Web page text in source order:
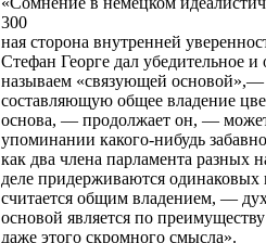
300
ная сторона внутренней
Стефан Георге дал убедительное
называем «связующей
составляющую общее владение
основа, — продолжает он, — может
упоминании какого-нибудь
как два члена парламента разных
деле придерживаются одинаковых
считается общим владением, —
основой является по
даже этого скромного смысла».